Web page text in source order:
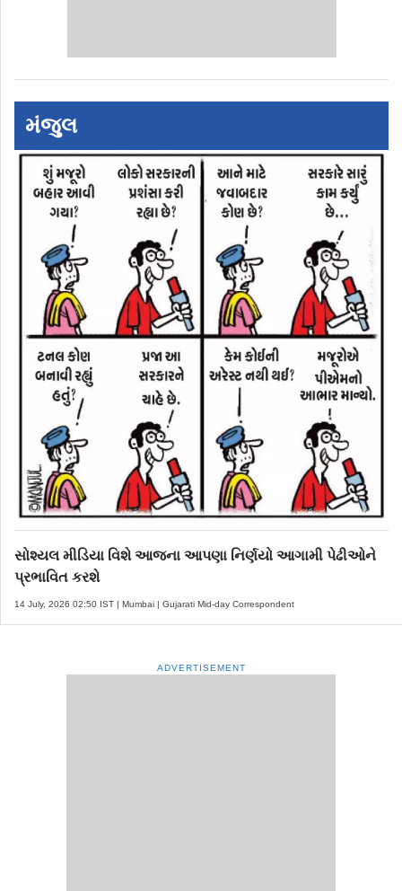
મંજુલ
સોશ્યલ મીડિયા વિશે આજના આપણા નિર્ણયો આગામી પેઢીઓને
પ્રભાવિત કરશે
14 July, 2026 02:50 IST | Mumbai | Gujarati Mid-day Correspondent
ADVERTISEMENT